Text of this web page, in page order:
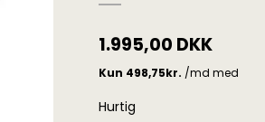
1.995,00 DKK
Hurtig